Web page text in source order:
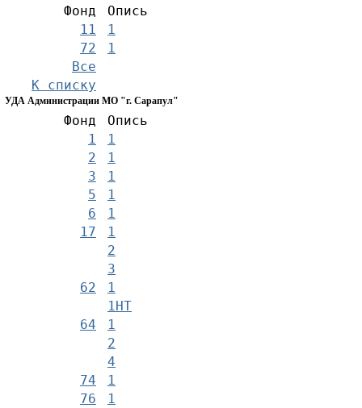
Фонд
Опись
11
1
72
1
Все
К списку
УДА Администрации МО "г. Сарапул"
Фонд
Опись
1
1
2
1
3
1
5
1
6
1
17
1
2
3
62
1
1НТ
64
1
2
4
74
1
76
1